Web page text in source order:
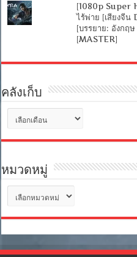
[1080p Super
ไร้พ่าย [เสียงจีน
[บรรยาย: อังกฤ
[MASTER]
คลังเก็บ
เก็บ
หมวดหมู่
หมู่